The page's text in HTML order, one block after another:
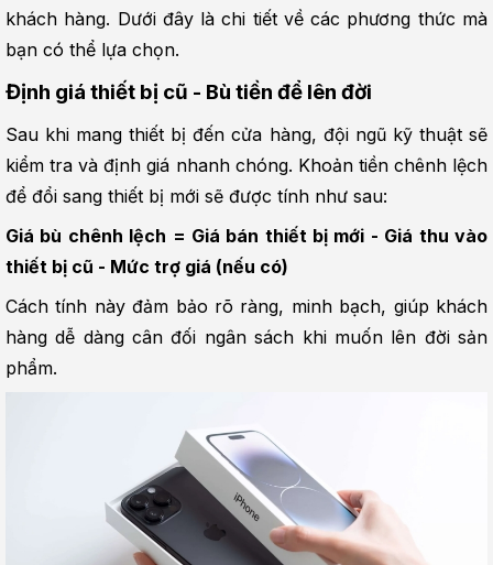
khách hàng. Dưới đây là chi tiết về các phương thức mà
bạn có thể lựa chọn.
Định giá thiết bị cũ - Bù tiền để lên đời
Sau khi mang thiết bị đến cửa hàng, đội ngũ kỹ thuật sẽ
kiểm tra và định giá nhanh chóng. Khoản tiền chênh lệch
để đổi sang thiết bị mới sẽ được tính như sau:
Giá bù chênh lệch = Giá bán thiết bị mới - Giá thu vào
thiết bị cũ - Mức trợ giá (nếu có)
Cách tính này đảm bảo rõ ràng, minh bạch, giúp khách
hàng dễ dàng cân đối ngân sách khi muốn lên đời sản
phẩm.